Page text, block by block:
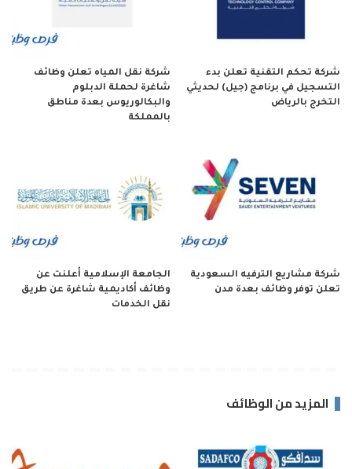
شركة تحكم التقنية تعلن بدء
التسجيل في برنامج (جيل) لحديثي
التخرج بالرياض
شركة نقل المياه تعلن وظائف
شاغرة لحملة الدبلوم
والبكالوريوس بعدة مناطق
بالمملكة
شركة مشاريع الترفيه السعودية
تعلن توفر وظائف بعدة مدن
الجامعة الإسلامية أعلنت عن
وظائف أكاديمية شاغرة عن طريق
نقل الخدمات
المزيد من الوظائف